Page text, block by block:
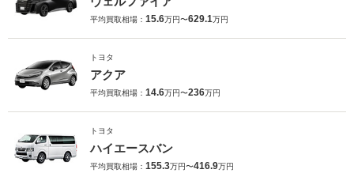
平均買取相場： 15.6万円〜629.1万円
トヨタ
アクア
平均買取相場： 14.6万円〜236万円
トヨタ
ハイエースバン
平均買取相場： 155.3万円〜416.9万円